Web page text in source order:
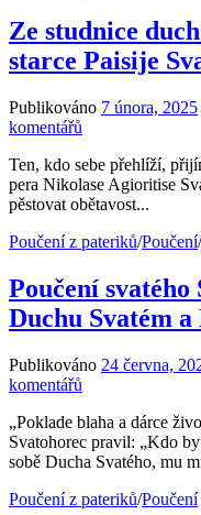
Ze studnice
starce Paisije
Publikováno 7 února, 2025
komentářů
Ten, kdo sebe přehlíží,
pera Nikolase Agioritise
pěstovat obětavost...
Poučení z pateriků/Poučení/
Poučení svatého
Duchu Svatém
Publikováno 24 června,
komentářů
„Poklade blaha a dárce
Svatohorec pravil: „Kdo
sobě Ducha Svatého, mu
Poučení z pateriků/Poučení